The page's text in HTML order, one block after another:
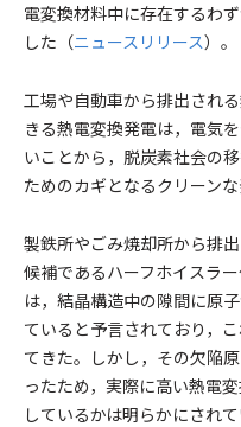
電変換材料中に存在するわ
した（ニュースリリース）。
工場や自動車から排出され
きる熱電変換発電は，電気
いことから，脱炭素社会の
ためのカギとなるクリーン
製鉄所やごみ焼却所から排
候補であるハーフホイスラ
は，結晶構造中の隙間に原
ていると予言されており，
てきた。しかし，その欠陥
ったため，実際に高い熱電
しているかは明らかにされて